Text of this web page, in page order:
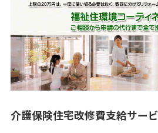
介護保険住宅改修費支給サー